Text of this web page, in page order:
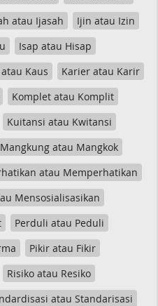
atau Ijasah
Ijin atau Izin
Isap atau Hisap
Kaus
Karier atau Karir
Komplet atau Komplit
Kuitansi atau Kwitansi
Mangkung atau Mangkok
atau Memperhatikan
Mensosialisasikan
Perduli atau Peduli
Pikir atau Fikir
Risiko atau Resiko
atau Standarisasi